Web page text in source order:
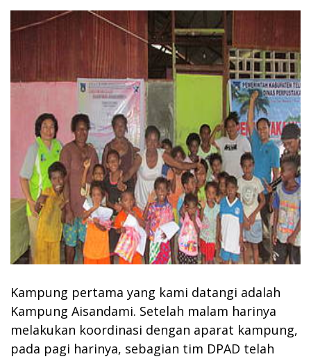
Kampung pertama yang kami datangi adalah
Kampung Aisandami. Setelah malam harinya
melakukan koordinasi dengan aparat kampung,
pada pagi harinya, sebagian tim DPAD telah